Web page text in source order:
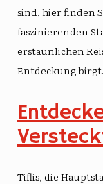
sind, hier finden
faszinierenden
erstaunlichen
Entdeckung birgt.
Tiflis, die